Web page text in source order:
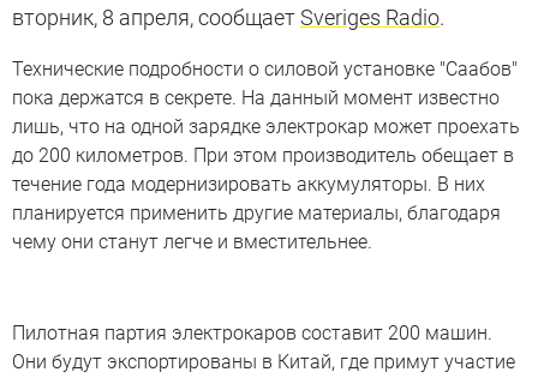
вторник, 8 апреля, сообщаетSveriges Radio.
Технические подробности о силовой установке "Саабов"
пока держатся в секрете. На данный момент известно
лишь, что на одной зарядке электрокар может проехать
до 200 километров. При этом производитель обещает в
течение года модернизировать аккумуляторы. В них
планируется применить другие материалы, благодаря
чему они станут легче и вместительнее.
Пилотная партия электрокаров составит 200 машин.
Они будут экспортированы в Китай, где примут участие